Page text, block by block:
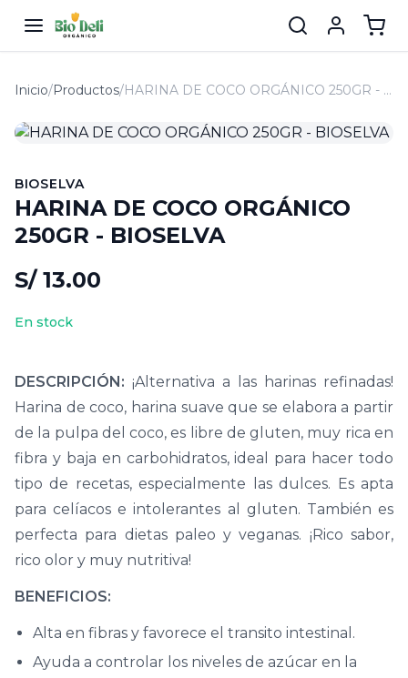
Inicio/Productos/ HARINA DE COCO ORGÁNICO 250GR - BIOSELVA
BIOSELVA
HARINA DE COCO ORGÁNICO
250GR - BIOSELVA
S/ 13.00
En stock
DESCRIPCIÓN: ¡Alternativa a las harinas refinadas!
Harina de coco, harina suave que se elabora a partir
de la pulpa del coco, es libre de gluten, muy rica en
fibra y baja en carbohidratos, ideal para hacer todo
tipo de recetas, especialmente las dulces. Es apta
para celíacos e intolerantes al gluten. También es
perfecta para dietas paleo y veganas. ¡Rico sabor,
rico olor y muy nutritiva!
BENEFICIOS:
Alta en fibras y favorece el transito intestinal.
Ayuda a controlar los niveles de azúcar en la